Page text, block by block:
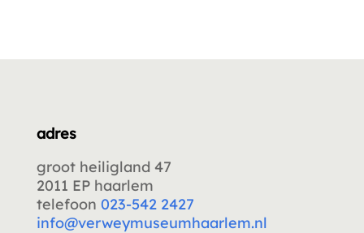
adres
groot heiligland 47
2011 EP haarlem
telefoon 023-542 2427
info@verweymuseumhaarlem.nl